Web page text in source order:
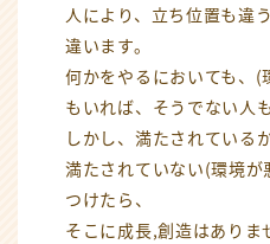
人により、立ち位置も違
違います。
何かをやるにおいても、(
もいれば、そうでない人
しかし、満たされている
満たされていない(環境
つけたら、
そこに成長,創造はありま